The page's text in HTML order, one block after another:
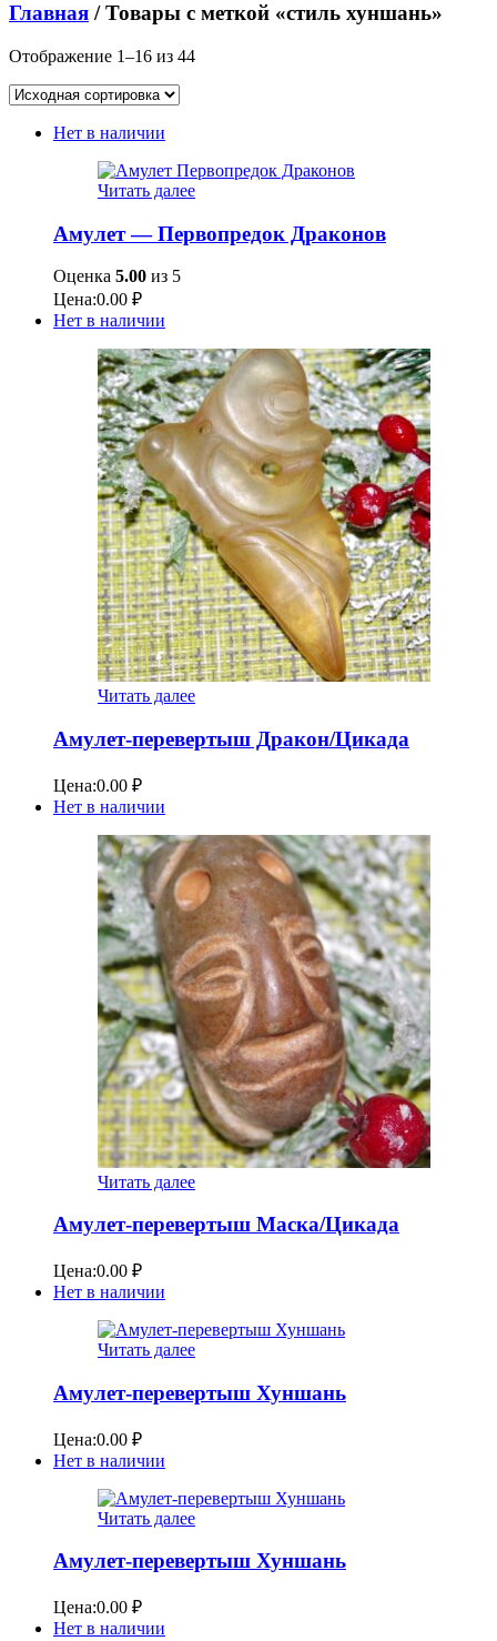
Главная / Товары с меткой «стиль хуншань»
Отображение 1–16 из 44
Нет в наличии
Читать далее
Амулет — Первопредок Драконов
Оценка 5.00 из 5
Цена:0.00 ₽
Нет в наличии
Читать далее
Амулет-перевертыш Дракон/Цикада
Цена:0.00 ₽
Нет в наличии
Читать далее
Амулет-перевертыш Маска/Цикада
Цена:0.00 ₽
Нет в наличии
Читать далее
Амулет-перевертыш Хуншань
Цена:0.00 ₽
Нет в наличии
Читать далее
Амулет-перевертыш Хуншань
Цена:0.00 ₽
Нет в наличии